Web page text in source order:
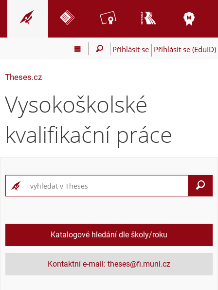
Přihlásit se Přihlásit se (EduID)
Theses.cz
Vysokoškolské
kvalifikační práce
Katalogové hledání dle školy/roku
Kontaktní e-mail: theses@fi.muni.cz